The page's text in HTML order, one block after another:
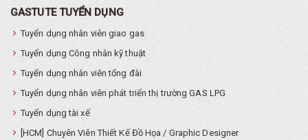
GASTUTE TUYỂN DỤNG
Tuyển dụng nhân viên giao gas
Tuyển dụng Công nhân kỹ thuật
Tuyển dụng nhân viên tổng đài
Tuyển dụng nhân viên phát triển thị trường GAS LPG
Tuyển dụng tài xế
[HCM] Chuyên Viên Thiết Kế Đồ Họa / Graphic Designer